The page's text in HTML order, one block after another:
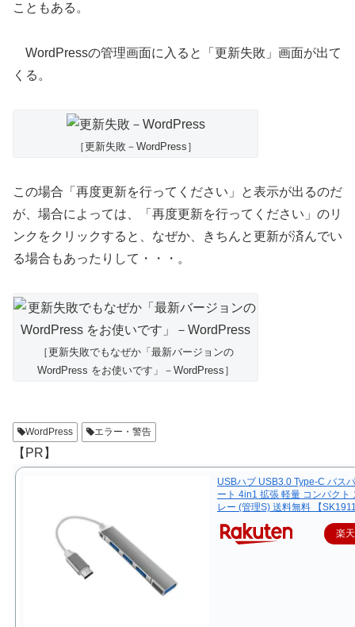
こともある。
WordPressの管理画面に入ると「更新失敗」画面が出て
くる。
［更新失敗－WordPress］
この場合「再度更新を行ってください」と表示が出るのだ
が、場合によっては、「再度更新を行ってください」のリ
ンクをクリックすると、なぜか、きちんと更新が済んでい
る場合もあったりして・・・。
［更新失敗でもなぜか「最新バージョンの
WordPress をお使いです」－WordPress］
WordPress エラー・警告
【PR】
USBハブ USB3.0 Type-C バス
ート 4in1 拡張 軽量 コンパクト
レー (管理S) 送料無料 【
楽